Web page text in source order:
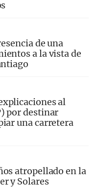
de una
a la vista de
al
por destinar
una carretera
atropellado en la
y Solares